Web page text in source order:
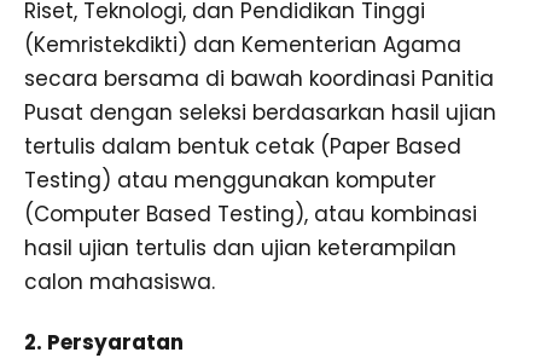
Riset, Teknologi, dan Pendidikan Tinggi
(Kemristekdikti) dan Kementerian Agama
secara bersama di bawah koordinasi Panitia
Pusat dengan seleksi berdasarkan hasil ujian
tertulis dalam bentuk cetak (Paper Based
Testing) atau menggunakan komputer
(Computer Based Testing), atau kombinasi
hasil ujian tertulis dan ujian keterampilan
calon mahasiswa.
2. Persyaratan